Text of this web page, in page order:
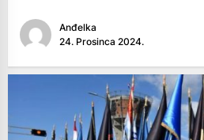
Anđelka
24. Prosinca 2024.